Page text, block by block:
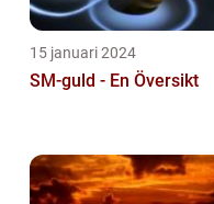
15 januari 2024
SM-guld - En Översikt